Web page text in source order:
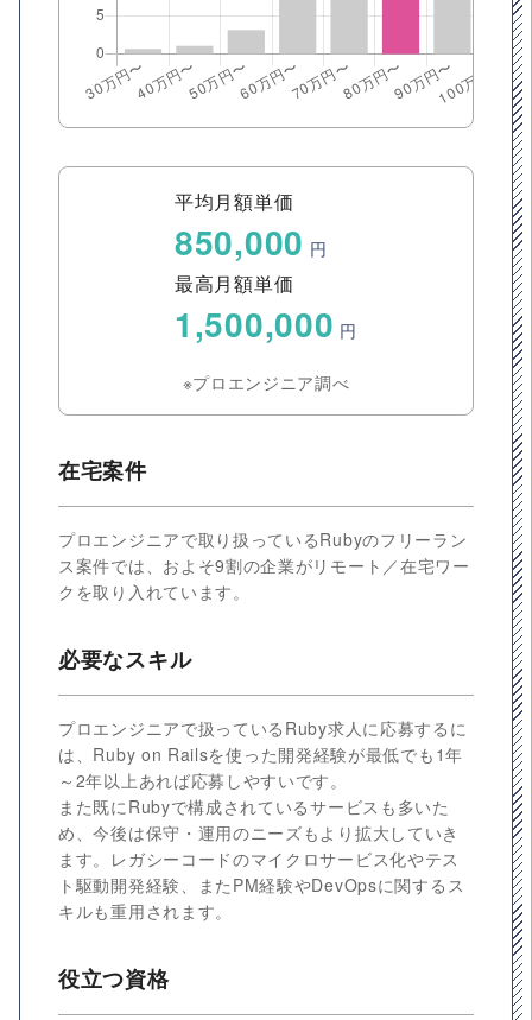
平均月額単価
850,000 円
最高月額単価
1,500,000 円
※プロエンジニア調べ
在宅案件
プロエンジニアで取り扱っているRubyのフリーラン
ス案件では、およそ9割の企業がリモート／在宅ワー
クを取り入れています。
必要なスキル
プロエンジニアで扱っているRuby求人に応募するに
は、Ruby on Railsを使った開発経験が最低でも1年
～2年以上あれば応募しやすいです。
また既にRubyで構成されているサービスも多いた
め、今後は保守・運用のニーズもより拡大していき
ます。レガシーコードのマイクロサービス化やテス
ト駆動開発経験、またPM経験やDevOpsに関するス
キルも重用されます。
役立つ資格